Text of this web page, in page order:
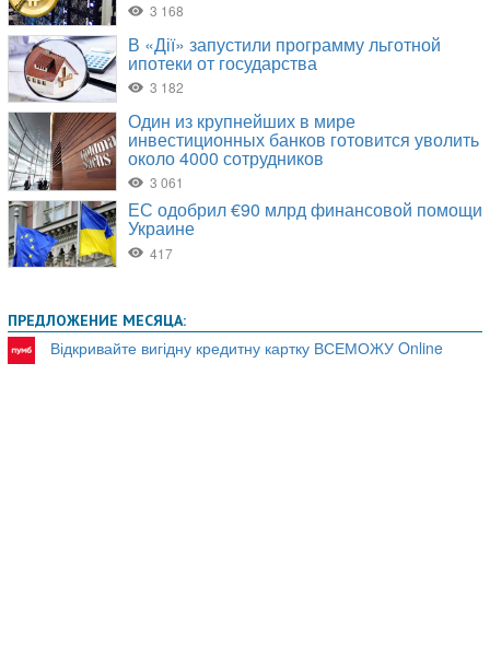
ПРЕДЛОЖЕНИЕ МЕСЯЦА:
Відкривайте вигідну кредитну картку ВСЕМОЖУ Online